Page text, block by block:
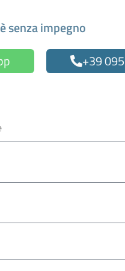
senza impegno
+39